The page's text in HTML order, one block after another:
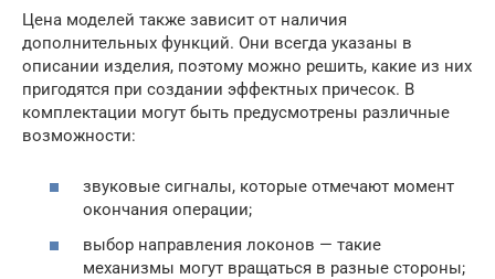
Цена моделей также зависит от наличия
дополнительных функций. Они всегда указаны в
описании изделия, поэтому можно решить, какие из них
пригодятся при создании эффектных причесок. В
комплектации могут быть предусмотрены различные
возможности:
звуковые сигналы, которые отмечают момент
окончания операции;
выбор направления локонов — такие
механизмы могут вращаться в разные стороны;